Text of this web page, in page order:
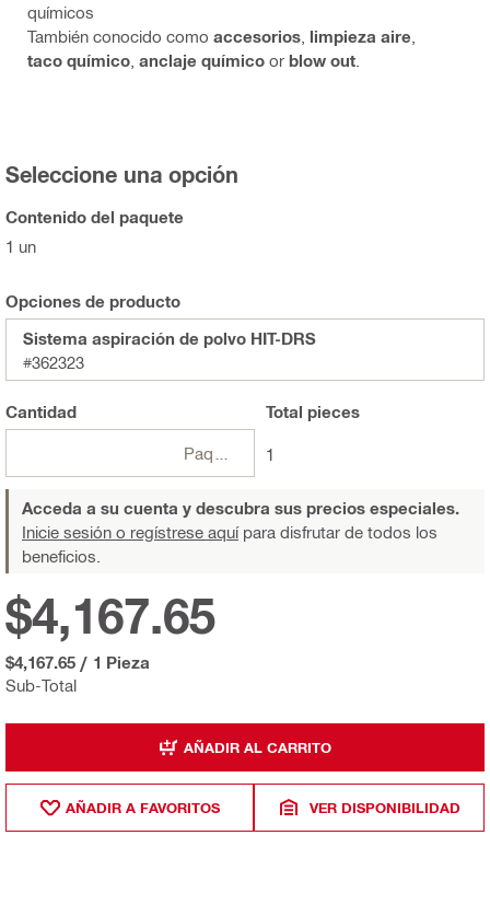
químicos
También conocido como accesorios limpieza aire
taco químico anclaje químico or blow out
Seleccione una opción
Contenido del paquete
1 un
Opciones de producto
Sistema aspiración de polvo HIT-DRS
#362323
Cantidad Total pieces
1
Acceda a su cuenta y descubra sus precios especiales.
Inicie sesión o regístrese aquípara disfrutar de todos los
beneficios.
Sub-Total
$4,167.65
$4,167.65 / 1 Pieza
AÑADIR AL CARRITO
AÑADIR A FAVORITOS VER DISPONIBILIDAD